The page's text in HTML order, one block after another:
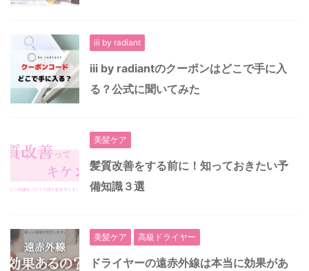
iii by radiant
iii by radiantのクーポンはどこで手に入
る？公式に聞いてみた
美髪ケア
髪質改善をする前に！知っておきたい予
備知識３選
美髪ケア 高級ドライヤー
ドライヤーの遠赤外線は本当に効果があ